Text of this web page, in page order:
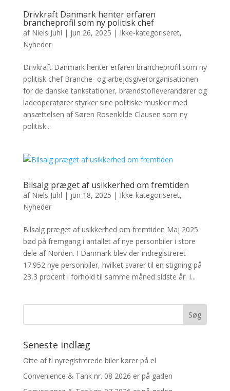
Drivkraft Danmark henter erfaren
brancheprofil som ny politisk chef
af Niels Juhl | jun 26, 2025 | Ikke-kategoriseret,
Nyheder
Drivkraft Danmark henter erfaren brancheprofil som ny
politisk chef Branche- og arbejdsgiverorganisationen
for de danske tankstationer, brændstofleverandører og
ladeoperatører styrker sine politiske muskler med
ansættelsen af Søren Rosenkilde Clausen som ny
politisk...
Bilsalg præget af usikkerhed om fremtiden
af Niels Juhl | jun 18, 2025 | Ikke-kategoriseret,
Nyheder
Bilsalg præget af usikkerhed om fremtiden Maj 2025
bød på fremgang i antallet af nye personbiler i store
dele af Norden. I Danmark blev der indregistreret
17.952 nye personbiler, hvilket svarer til en stigning på
23,3 procent i forhold til samme måned sidste år. I...
Seneste indlæg
Otte af ti nyregistrerede biler kører på el
Convenience & Tank nr. 08 2026 er på gaden